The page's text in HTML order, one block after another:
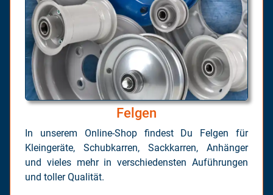
Felgen
In unserem Online-Shop findest Du Felgen für
Kleingeräte, Schubkarren, Sackkarren, Anhänger
und vieles mehr in verschiedensten Auführungen
und toller Qualität.